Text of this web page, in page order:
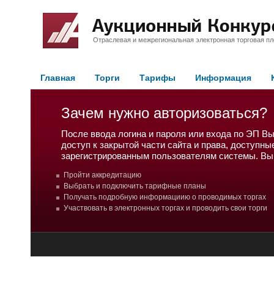
Отраслевая и межрегиональная электронная торговая
Главная Торги Тарифы Информация
Зачем нужно авторизоваться?
После ввода логина и пароля или входа по ЭП
доступ к закрытой части сайта и права,
зарегистрированным пользователям системы.
Пройти аккредитацию
Выбрать и подключить тарифные планы
Получать подробную информациию о проводимых торгах
Участвовать в электронных торгах и проводить свои торги